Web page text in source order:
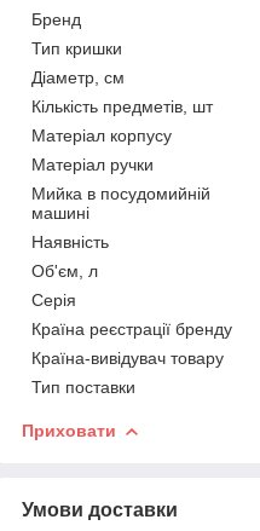
Бренд
Тип кришки
Діаметр, см
Кількість предметів, шт
Матеріал корпусу
Матеріал ручки
Мийка в посудомийній
машині
Наявність
Об'єм, л
Серія
Країна реєстрації бренду
Країна-вивідувач товару
Тип поставки
Приховати
Умови доставки